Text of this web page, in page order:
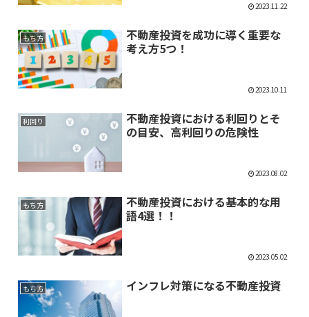
2023.11.22
もち方
不動産投資を成功に導く重要な
考え方5つ！
2023.10.11
利回り
不動産投資における利回りとそ
の目安、高利回りの危険性
2023.08.02
もち方
不動産投資における基本的な用
語4選！！
2023.05.02
もち方 インフレ対策になる不動産投資